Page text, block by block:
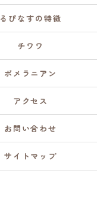
るぴなすの特徴
チワワ
ポメラニアン
アクセス
お問い合わせ
サイトマップ